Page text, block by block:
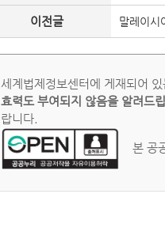
이전글 말레이시
세계법제정보센터에 게재되어
효력도 부여되지 않음을 알려드
랍니다.
본 공